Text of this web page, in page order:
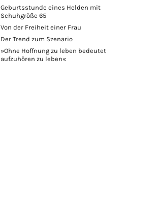
Geburtsstunde eines Helden mit
Schuhgröße 65
Von der Freiheit einer Frau
Der Trend zum Szenario
»Ohne Hoffnung zu leben bedeutet
aufzuhören zu leben«